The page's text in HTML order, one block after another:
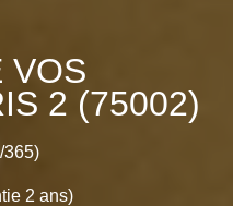
VOS
2 (75002)
365)
2 ans)